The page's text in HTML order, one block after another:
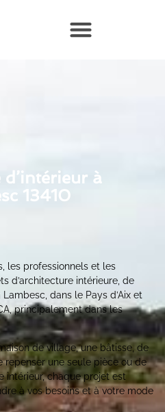
à
13410
les professionnels et les
d’architecture intérieure, de
dans le Pays d’Aix et
principalement dans les
de village, une bâtisse, de
repenser une seule pièce ou de
intérieur, chaque projet est
à vos besoins et à votre mode